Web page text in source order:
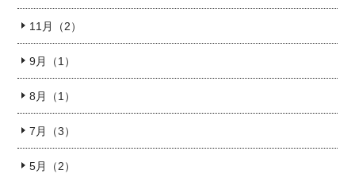
11月（2）
9月（1）
8月（1）
7月（3）
5月（2）